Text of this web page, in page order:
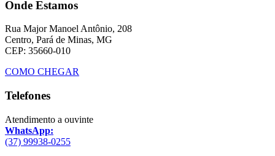
Onde Estamos
Rua Major Manoel Antônio, 208
Centro, Pará de Minas, MG
CEP: 35660-010
COMO CHEGAR
Telefones
Atendimento a ouvinte
WhatsApp:
(37) 99938-0255